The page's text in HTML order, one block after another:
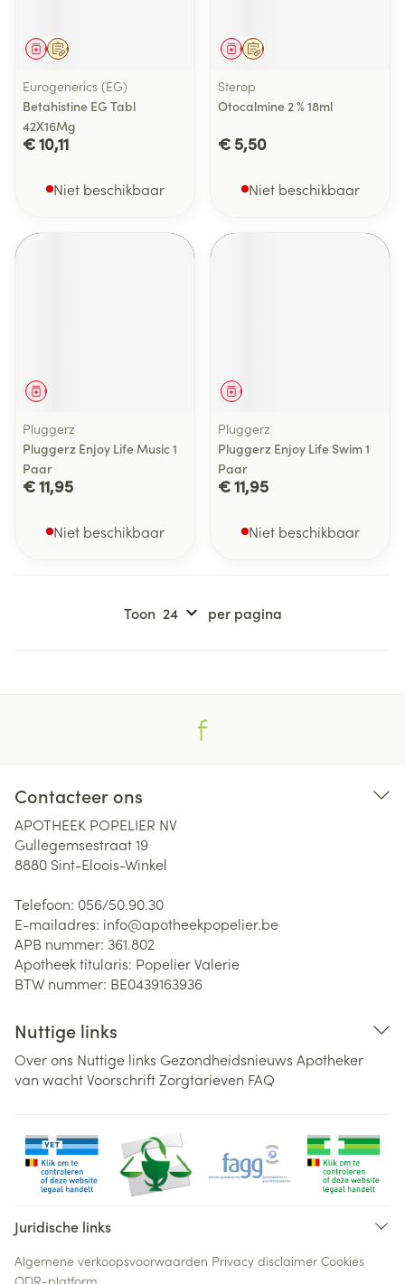
Op voorschrift
Geneesmiddel
Eurogenerics (EG)
Betahistine EG Tabl
42X16Mg
€ 10,11
Niet beschikbaar
Op voorschrift
Geneesmiddel
Sterop
Otocalmine 2 % 18ml
€ 5,50
Niet beschikbaar
Geneesmiddel
Pluggerz
Pluggerz Enjoy Life Music 1
Paar
€ 11,95
Niet beschikbaar
Geneesmiddel
Pluggerz
Pluggerz Enjoy Life Swim 1
Paar
€ 11,95
Niet beschikbaar
Toon per pagina
Contacteer ons
APOTHEEK POPELIER NV
Gullegemsestraat 19
8880 Sint-Eloois-Winkel
Telefoon: 056/50.90.30
E-mailadres: info@apotheekpopelier.be
APB nummer: 361.802
Apotheek titularis: Popelier Valerie
BTW nummer: BE0439163936
Nuttige links
Over ons Nuttige links Gezondheidsnieuws Apotheker
van wachtVoorschriftZorgtarieven FAQ
Juridische links
Algemene verkoopsvoorwaarden Privacy disclaimer Cookies
ODR-platform